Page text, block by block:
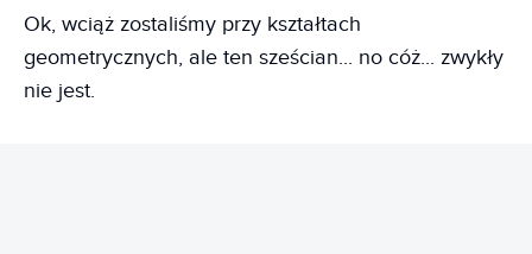
Ok, wciąż zostaliśmy przy kształtach
geometrycznych, ale ten sześcian... no cóż... zwykły
nie jest.